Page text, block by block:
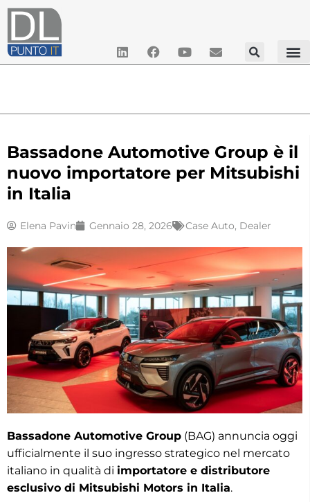
Bassadone Automotive Group è il
nuovo importatore per Mitsubishi
in Italia
Elena Pavin Gennaio 28, 2026 Case Auto, Dealer
Bassadone Automotive Group (BAG) annuncia oggi
ufficialmente il suo ingresso strategico nel mercato
italiano in qualità di importatore e distributore
esclusivo di Mitsubishi Motors in Italia.